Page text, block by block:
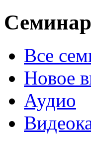
Все
Новое
Аудио